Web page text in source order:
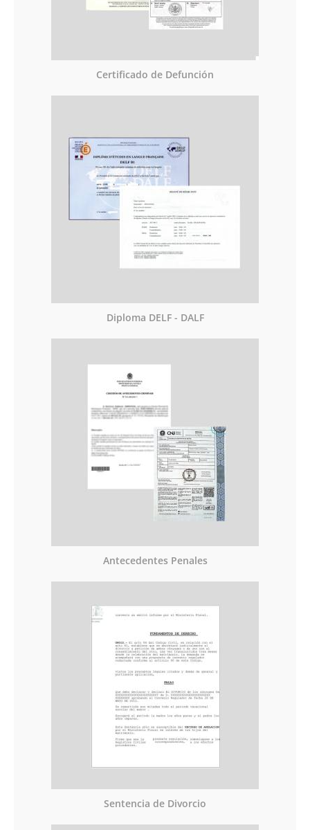
Certificado de Defunción
Diploma DELF - DALF
Antecedentes Penales
Sentencia de Divorcio